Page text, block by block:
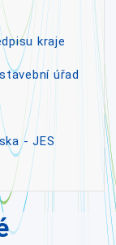
kraje
úřad
- JES